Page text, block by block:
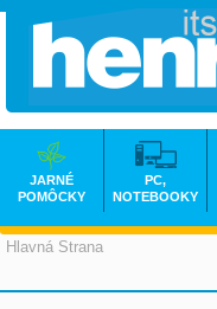
Hlavná Strana
JARNÉ
POMÔCKY
PC,
NOTEBOOKY